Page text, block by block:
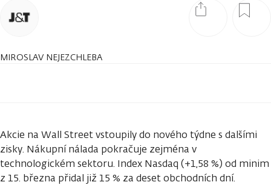
MIROSLAV NEJEZCHLEBA
Akcie na Wall Street vstoupily do nového týdne s dalšími
zisky. Nákupní nálada pokračuje zejména v
technologickém sektoru. Index Nasdaq (+1,58 %) od minim
z 15. března přidal již 15 % za deset obchodních dní.